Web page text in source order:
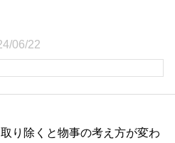
06/22
り除くと物事の考え方が変わ